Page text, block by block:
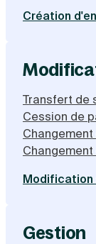
Création
Transfert de
Cession de
Gestion